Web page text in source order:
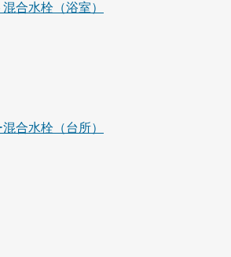
合水栓（浴室）
合水栓（台所）